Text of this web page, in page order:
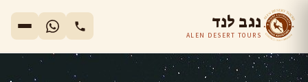
נגב לנד
ALEN DESERT TOURS